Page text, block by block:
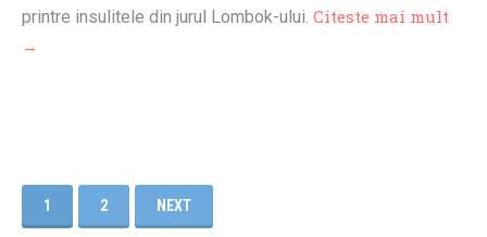
printre insulitele din jurul Lombok-ului. Citeste mai mult
→
1 2 NEXT